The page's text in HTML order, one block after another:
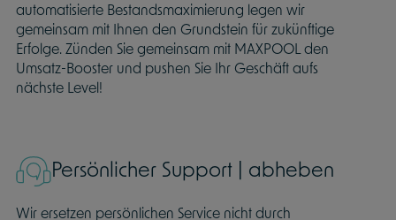
automatisierte Bestandsmaximierung legen wir
gemeinsam mit Ihnen den Grundstein für zukünftige
Erfolge. Zünden Sie gemeinsam mit MAXPOOL den
Umsatz-Booster und pushen Sie Ihr Geschäft aufs
nächste Level!
Persönlicher Support | abheben
Wir ersetzen persönlichen Service nicht durch